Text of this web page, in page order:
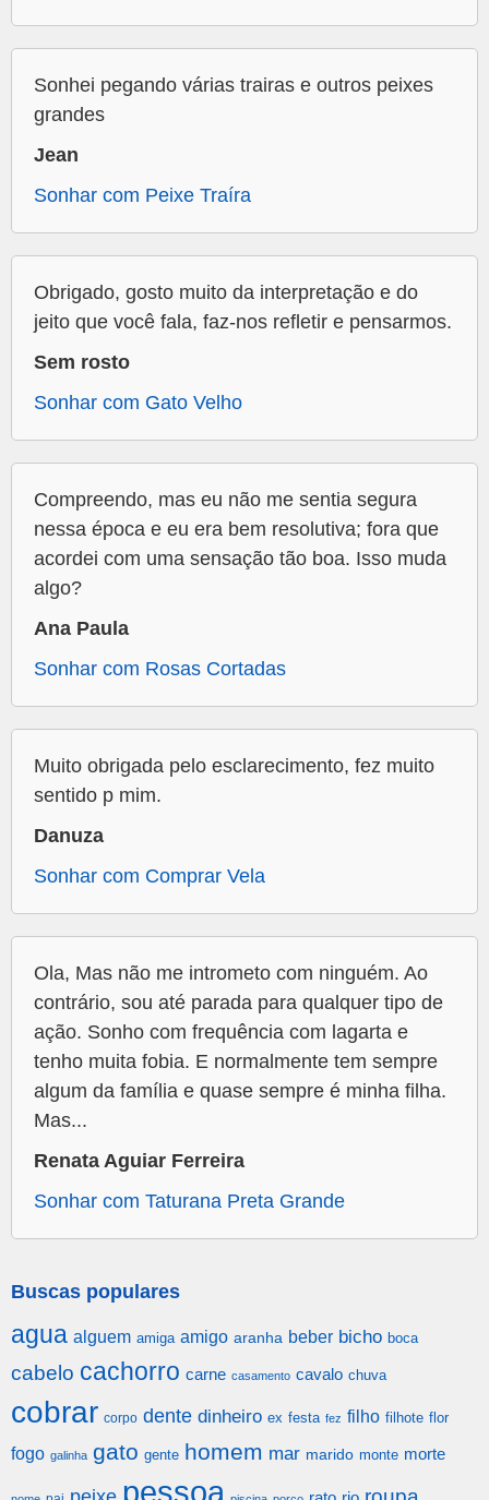
Sonhei pegando várias trairas e outros peixes
grandes
Jean
Sonhar com Peixe Traíra
Obrigado, gosto muito da interpretação e do
jeito que você fala, faz-nos refletir e pensarmos.
Sem rosto
Sonhar com Gato Velho
Compreendo, mas eu não me sentia segura
nessa época e eu era bem resolutiva; fora que
acordei com uma sensação tão boa. Isso muda
algo?
Ana Paula
Sonhar com Rosas Cortadas
Muito obrigada pelo esclarecimento, fez muito
sentido p mim.
Danuza
Sonhar com Comprar Vela
Ola, Mas não me intrometo com ninguém. Ao
contrário, sou até parada para qualquer tipo de
ação. Sonho com frequência com lagarta e
tenho muita fobia. E normalmente tem sempre
algum da família e quase sempre é minha filha.
Mas...
Renata Aguiar Ferreira
Sonhar com Taturana Preta Grande
Buscas populares
agua alguem amiga amigo aranha beber bicho boca
cabelo cachorro carne casamento cavalo chuva
cobrar corpo dente dinheiro ex festa fez filho filhote flor
fogo galinha gato gente homem mar marido monte morte
pessoa